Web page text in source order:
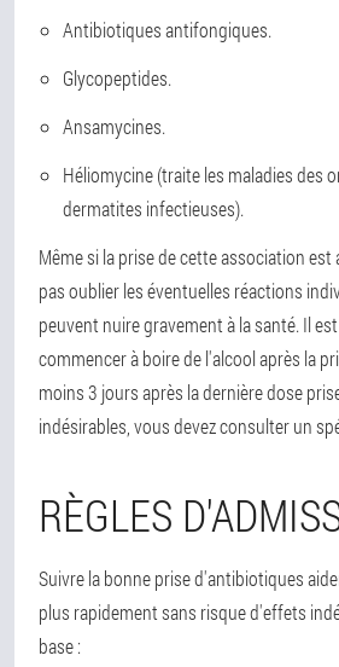
Antibiotiques antifongiques.
Glycopeptides.
Ansamycines.
Héliomycine (traite les maladies des
dermatites infectieuses).
Même si la prise de cette association est
pas oublier les éventuelles réactions
peuvent nuire gravement à la santé. Il
commencer à boire de l'alcool après la
moins 3 jours après la dernière dose
indésirables, vous devez consulter un
RÈGLES
Suivre la bonne prise d'antibiotiques
plus rapidement sans risque d'effets
base :